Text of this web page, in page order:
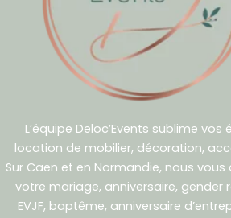
L’équipe Deloc’Events sublime
location de mobilier, décoration,
Sur Caen et en Normandie, nous
votre mariage, anniversaire, gender
EVJF, baptême, anniversaire